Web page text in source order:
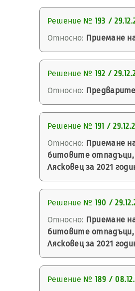
Решение № 193 /
Относно: Приемане
Решение № 192 /
Относно:
Решение № 191 /
Относно: Приемане
битовите
Лясковец за 2021
Решение № 190 /
Относно: Приемане
битовите
Лясковец за 2021
Решение № 189 /